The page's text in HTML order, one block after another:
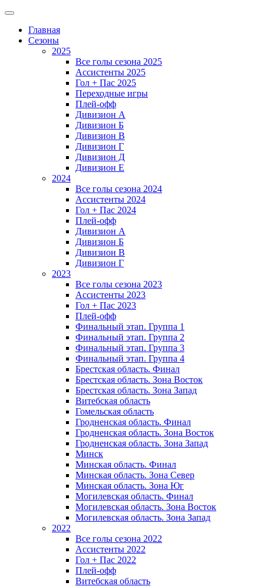
Главная
Сезоны
2025
Все голы сезона 2025
Ассистенты 2025
Гол + Пас 2025
Переходные игры
Плей-офф
Дивизион A
Дивизион Б
Дивизион В
Дивизион Г
Дивизион Д
Дивизион Е
2024
Все голы сезона 2024
Ассистенты 2024
Гол + Пас 2024
Плей-офф
Дивизион A
Дивизион Б
Дивизион В
Дивизион Г
2023
Все голы сезона 2023
Ассистенты 2023
Гол + Пас 2023
Плей-офф
Финальный этап. Группа 1
Финальный этап. Группа 2
Финальный этап. Группа 3
Финальный этап. Группа 4
Брестская область. Финал
Брестская область. Зона Восток
Брестская область. Зона Запад
Витебская область
Гомельская область
Гродненская область. Финал
Гродненская область. Зона Восток
Гродненская область. Зона Запад
Минск
Минская область. Финал
Минская область. Зона Север
Минская область. Зона Юг
Могилевская область. Финал
Могилевская область. Зона Восток
Могилевская область. Зона Запад
2022
Все голы сезона 2022
Ассистенты 2022
Гол + Пас 2022
Плей-офф
Витебская область